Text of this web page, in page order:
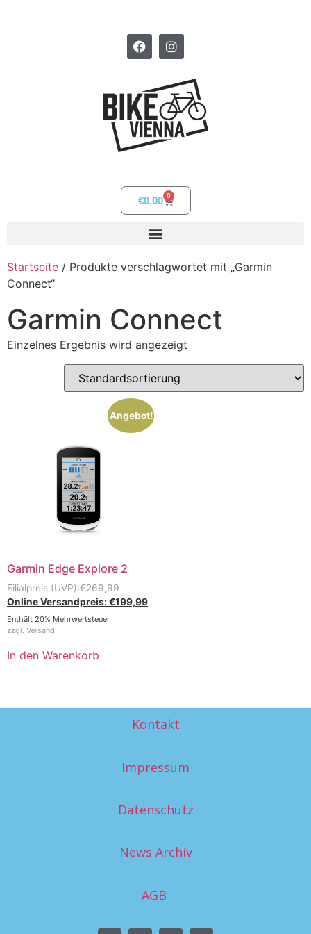
€0,00 0
Startseite / Produkte verschlagwortet mit „Garmin
Connect“
Garmin Connect
Einzelnes Ergebnis wird angezeigt
Angebot!
Garmin Edge Explore 2
€269,99
€199,99
Enthält 20% Mehrwertsteuer
zzgl. Versand
In den Warenkorb
Kontakt
Impressum
Datenschutz
News Archiv
AGB